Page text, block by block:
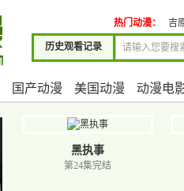
历史观看记录
热门动漫： 吉
国产动漫 美国动漫 动漫电